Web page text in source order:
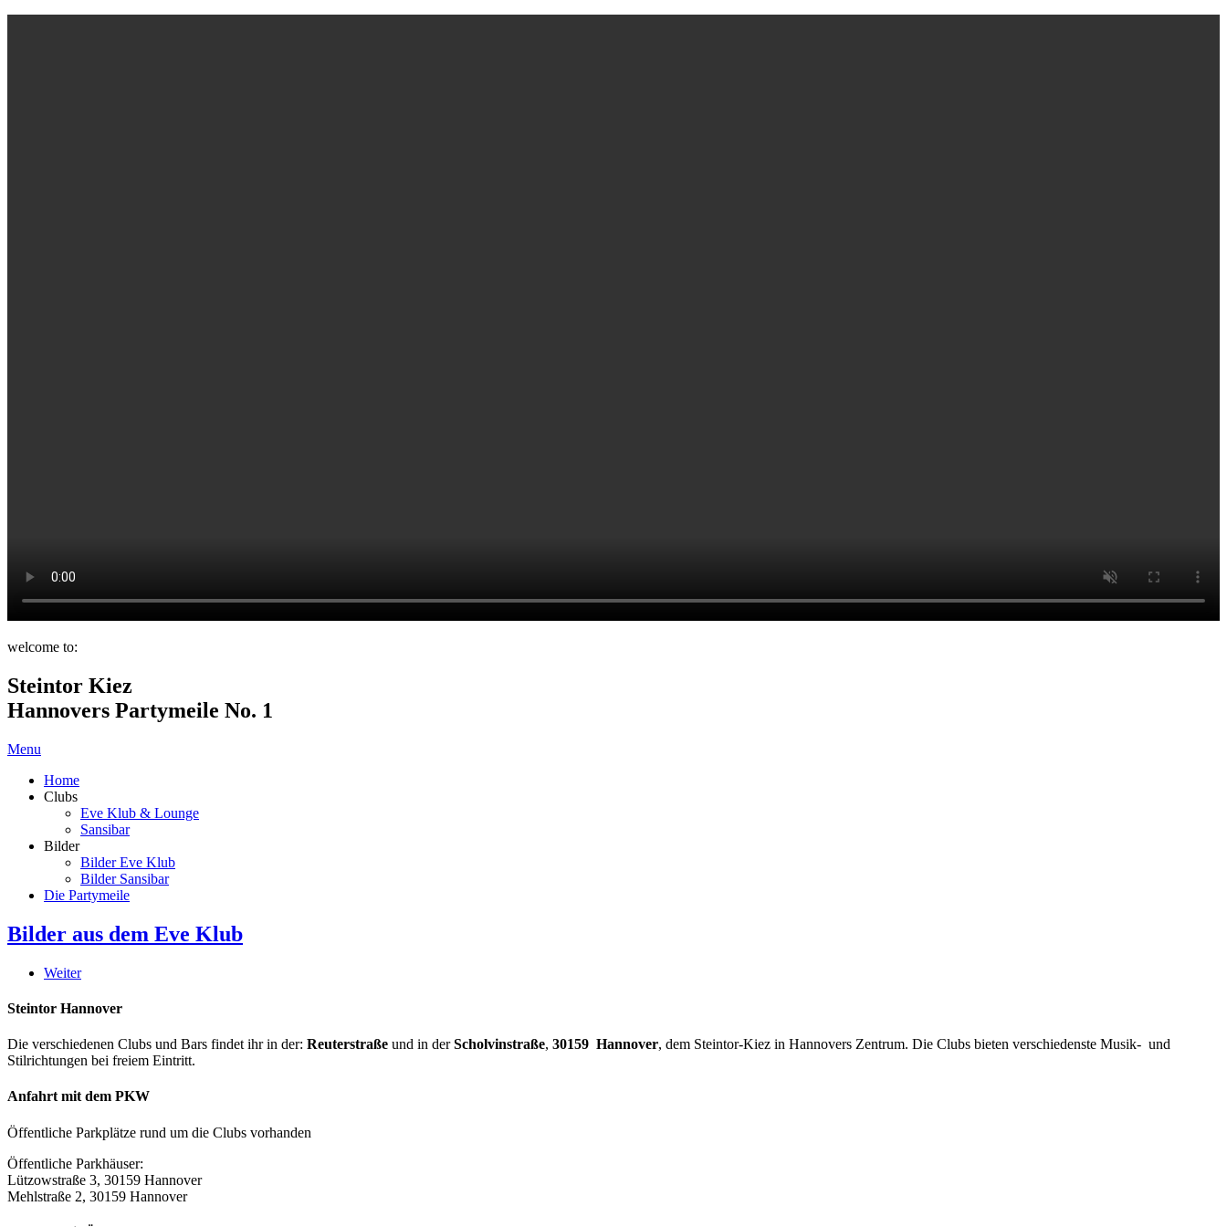
welcome to:
Steintor Kiez
Hannovers Partymeile No. 1
Menu
Home
Clubs
Eve Klub & Lounge
Sansibar
Bilder
Bilder Eve Klub
Bilder Sansibar
Die Partymeile
Bilder aus dem Eve Klub
Weiter
Steintor Hannover
Die verschiedenen Clubs und Bars findet ihr in der: Reuterstraße und in derScholvinstraße, 30159 Hannover, dem Steintor-Kiez in Hannovers Zentrum. Die Clubs bieten verschiedenste Musik- und
Stilrichtungen bei freiem Eintritt.
Anfahrt mit dem PKW
Öffentliche Parkplätze rund um die Clubs vorhanden
Öffentliche Parkhäuser:
Lützowstraße 3, 30159 Hannover
Mehlstraße 2, 30159 Hannover